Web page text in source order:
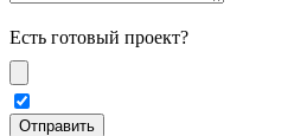
Есть готовый проект?